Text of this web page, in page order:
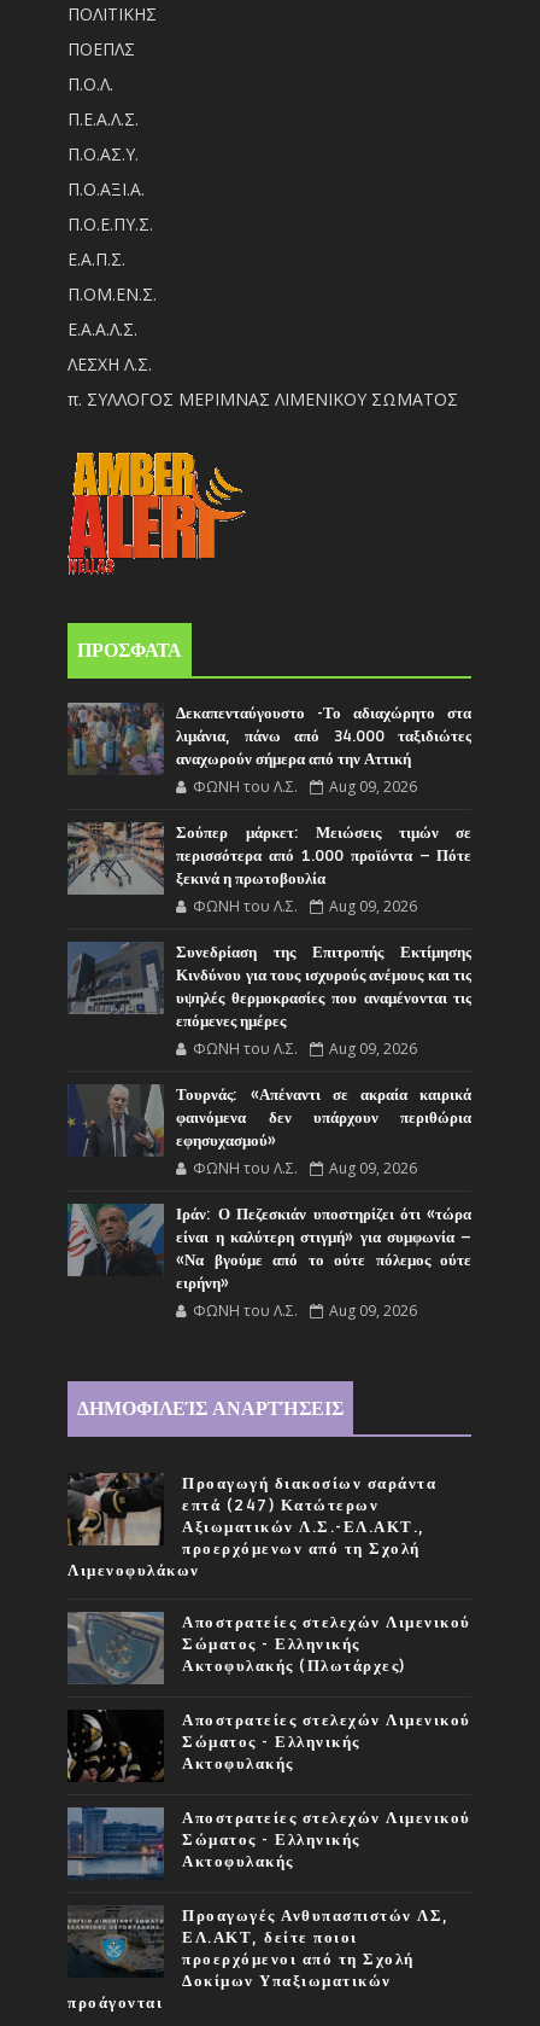
ΠΟΛΙΤΙΚΗΣ
ΠΟΕΠΛΣ
Π.Ο.Λ.
Π.Ε.Α.Λ.Σ.
Π.Ο.ΑΣ.Υ.
Π.Ο.ΑΞΙ.Α.
Π.Ο.Ε.ΠΥ.Σ.
Ε.Α.Π.Σ.
Π.ΟM.EN.Σ.
Ε.Α.Α.Λ.Σ.
ΛΕΣΧΗ Λ.Σ.
π. ΣΥΛΛΟΓΟΣ ΜΕΡΙΜΝΑΣ ΛΙΜΕΝΙΚΟΥ ΣΩΜΑΤΟΣ
ΠΡΟΣΦΑΤΑ
Δεκαπενταύγουστο -Το αδιαχώρητο στα
λιμάνια, πάνω από 34.000 ταξιδιώτες
αναχωρούν σήμερα από την Αττική
ΦΩΝΗ του Λ.Σ. Aug 09, 2026
Σούπερ μάρκετ: Μειώσεις τιμών σε
περισσότερα από 1.000 προϊόντα – Πότε
ξεκινά η πρωτοβουλία
ΦΩΝΗ του Λ.Σ. Aug 09, 2026
Συνεδρίαση της Επιτροπής Εκτίμησης
Κινδύνου για τους ισχυρούς ανέμους και τις
υψηλές θερμοκρασίες που αναμένονται τις
επόμενες ημέρες
ΦΩΝΗ του Λ.Σ. Aug 09, 2026
Τουρνάς: «Απέναντι σε ακραία καιρικά
φαινόμενα δεν υπάρχουν περιθώρια
εφησυχασμού»
ΦΩΝΗ του Λ.Σ. Aug 09, 2026
Ιράν: Ο Πεζεσκιάν υποστηρίζει ότι «τώρα
είναι η καλύτερη στιγμή» για συμφωνία –
«Να βγούμε από το ούτε πόλεμος ούτε
ειρήνη»
ΦΩΝΗ του Λ.Σ. Aug 09, 2026
ΔΗΜΟΦΙΛΕΊΣ ΑΝΑΡΤΉΣΕΙΣ
Προαγωγή διακοσίων σαράντα
επτά (247) Κατώτερων
Αξιωματικών Λ.Σ.-ΕΛ.ΑΚΤ.,
προερχόμενων από τη Σχολή
Λιμενοφυλάκων
Αποστρατείες στελεχών Λιμενικού
Σώματος - Ελληνικής
Ακτοφυλακής (Πλωτάρχες)
Αποστρατείες στελεχών Λιμενικού
Σώματος - Ελληνικής
Ακτοφυλακής
Αποστρατείες στελεχών Λιμενικού
Σώματος - Ελληνικής
Ακτοφυλακής
Προαγωγές Ανθυπασπιστών ΛΣ,
ΕΛ.ΑΚΤ, δείτε ποιοι
προερχόμενοι από τη Σχολή
Δοκίμων Υπαξιωματικών
προάγονται